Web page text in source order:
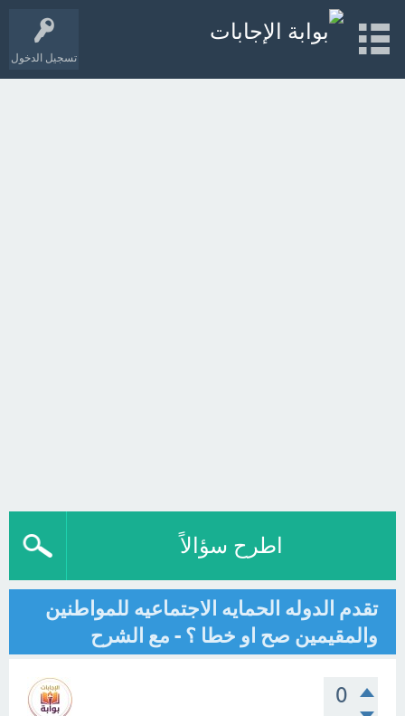
تسجيل الدخول
اطرح سؤالاً
تقدم الدوله الحمايه الاجتماعيه للمواطنين
والمقيمين صح او خطا ؟ - مع الشرح
0